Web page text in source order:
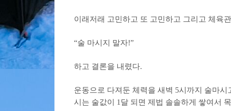
이래저래 고민하고 또 고민하고 그리고 체육
“술 마시지 말자!”
하고 결론을 내렸다.
운동으로 다져둔 체력을 새벽 5시까지 술마
시는 술값이 1달 되면 제법 솔솔하게 쌓여서